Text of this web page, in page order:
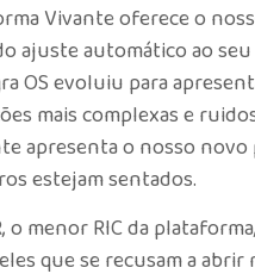
Vivante oferece o
ajuste automático ao
OS evoluiu para
mais complexas e
apresenta o nosso
estejam sentados.
o menor RIC da
que se recusam a